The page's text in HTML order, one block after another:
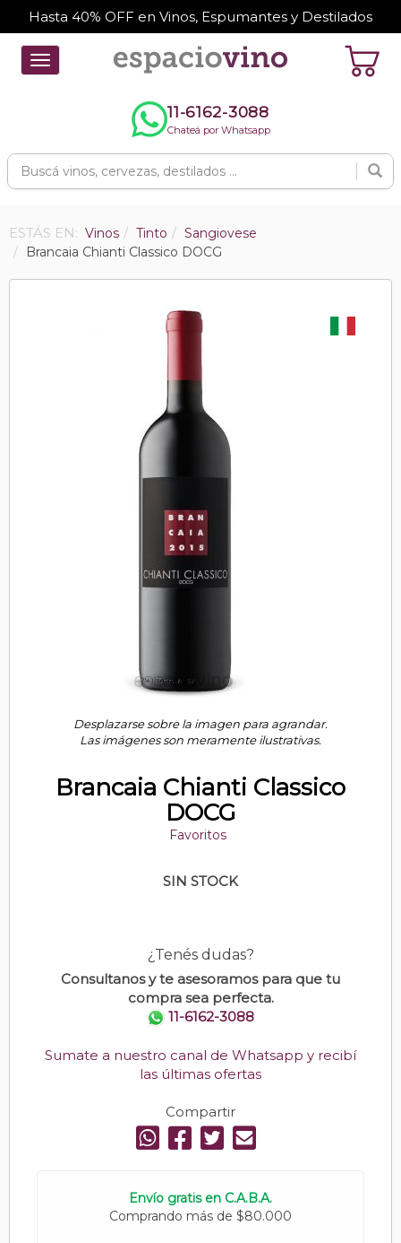
Hasta 40% OFF en Vinos, Espumantes y Destilados
Toggle
navigation
11-6162-3088
Chateá por Whatsapp
ESTÁS EN: Vinos Tinto
Sangiovese
Brancaia Chianti Classico DOCG
Desplazarse sobre la imagen para agrandar.
Las imágenes son meramente ilustrativas.
Brancaia Chianti Classico
DOCG
Favoritos
SIN STOCK
¿Tenés dudas?
Consultanos y te asesoramos para que tu
compra sea perfecta.
11-6162-3088
Sumate a nuestro canal de Whatsapp y recibí
las últimas ofertas
Compartir
Envío gratis en C.A.B.A.
Comprando más de $80.000